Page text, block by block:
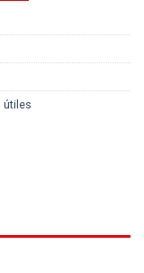
útiles